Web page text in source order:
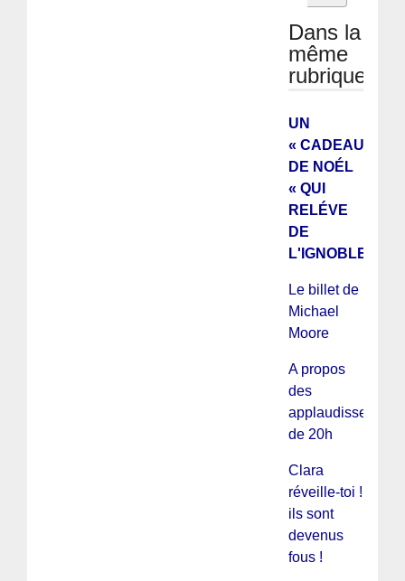
Dans la
même
rubrique
UN
« CADEAU
DE NOÉL
« QUI
RELÉVE
DE
L'IGNOBLE !
Le billet de
Michael
Moore
A propos
des
applaudissements
de 20h
Clara
réveille-toi !
ils sont
devenus
fous !